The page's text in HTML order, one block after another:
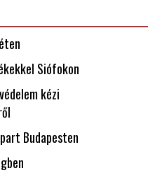
Siófokon
kézi
Budapesten